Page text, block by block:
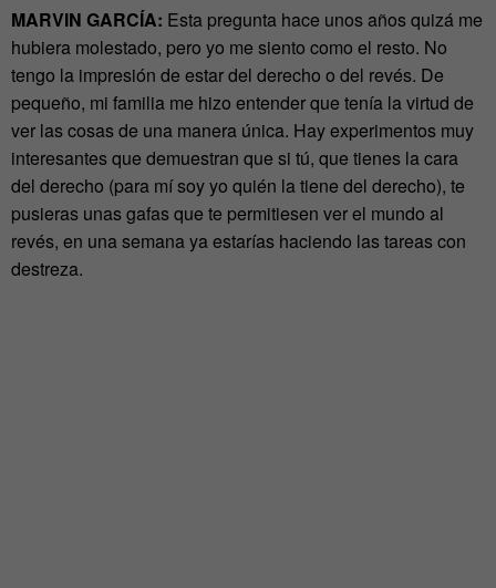
MARVIN GARCÍA: Esta pregunta hace unos años quizá me
hubiera molestado, pero yo me siento como el resto. No
tengo la impresión de estar del derecho o del revés. De
pequeño, mi familia me hizo entender que tenía la virtud de
ver las cosas de una manera única. Hay experimentos muy
interesantes que demuestran que si tú, que tienes la cara
del derecho (para mí soy yo quién la tiene del derecho), te
pusieras unas gafas que te permitiesen ver el mundo al
revés, en una semana ya estarías haciendo las tareas con
destreza.